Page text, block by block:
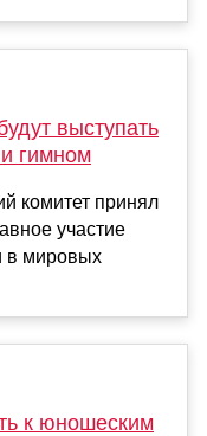
выступать
гимном
комитет принял
участие
в мировых
к юношеским